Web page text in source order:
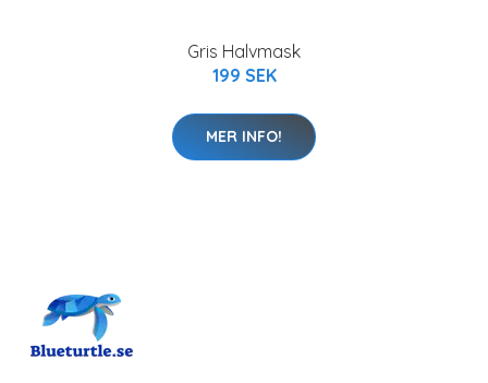
Gris Halvmask
199 SEK
MER INFO!